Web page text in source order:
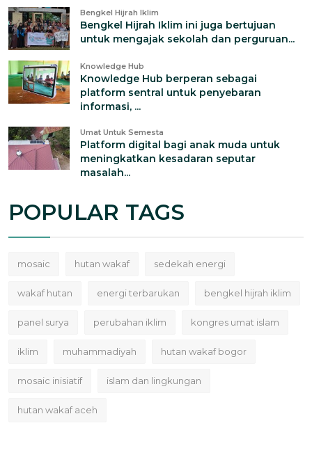
Bengkel Hijrah Iklim
Bengkel Hijrah Iklim ini juga bertujuan
untuk mengajak sekolah dan perguruan...
Knowledge Hub
Knowledge Hub berperan sebagai
platform sentral untuk penyebaran
informasi, ...
Umat Untuk Semesta
Platform digital bagi anak muda untuk
meningkatkan kesadaran seputar
masalah...
POPULAR TAGS
mosaic hutan wakaf sedekah energi
wakaf hutan energi terbarukan bengkel hijrah iklim
panel surya perubahan iklim kongres umat islam
iklim muhammadiyah hutan wakaf bogor
mosaic inisiatif islam dan lingkungan
hutan wakaf aceh